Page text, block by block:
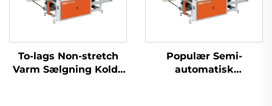
To-lags Non-stretch
Varm Sælgning Kolde
Populær Semi-
automatisk